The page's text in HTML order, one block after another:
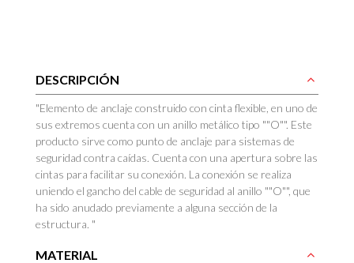
DESCRIPCIÓN
"Elemento de anclaje construido con cinta flexible, en uno de
sus extremos cuenta con un anillo metálico tipo ""O"". Este
producto sirve como punto de anclaje para sistemas de
seguridad contra caídas. Cuenta con una apertura sobre las
cintas para facilitar su conexión. La conexión se realiza
uniendo el gancho del cable de seguridad al anillo ""O"", que
ha sido anudado previamente a alguna sección de la
estructura. "
MATERIAL